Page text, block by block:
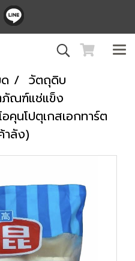
วัตถุดิบ
ณฑ์แช่แข็ง
คุนโปตุเกสเอกทาร์ต
าลัง)